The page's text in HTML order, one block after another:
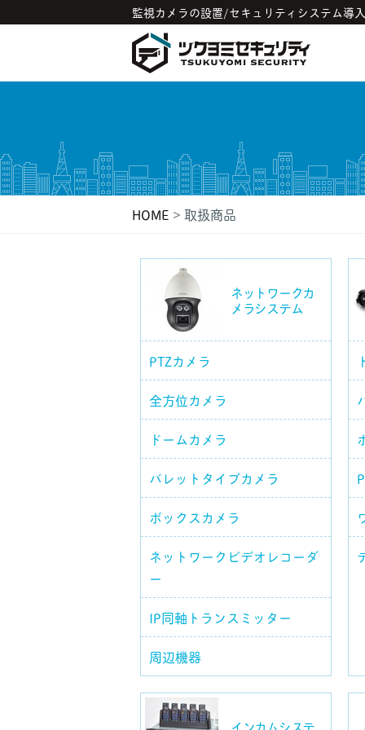
監視カメラの設置/セキュリティシステム導
HOME > 取扱商品
ネットワークカ
メラシステム
PTZカメラ
全方位カメラ
ドームカメラ
バレットタイプカメラ
ボックスカメラ
ネットワークビデオレコーダ
ー
IP同軸トランスミッター
周辺機器